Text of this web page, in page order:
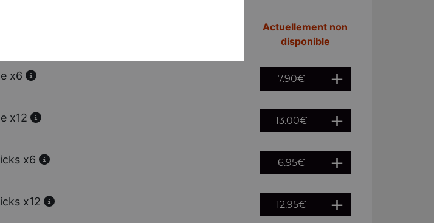
Actuellement non
disponible
x6 7.90€
x12 13.00€
x6 6.95€
x12 12.95€